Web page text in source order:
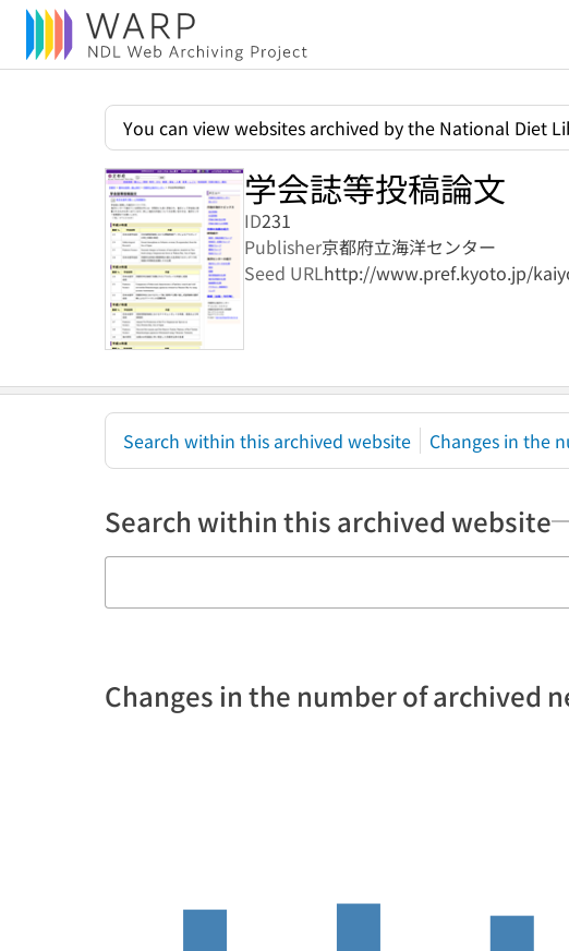
You can view websites archived by the National Diet
学会誌等投稿論文
ID231
Publisher京都府立海洋センター
Seed URLhttp://www.pref.kyoto.jp/
Search within this archived website Changes in the
Search within this archived website
Changes in the number of archived